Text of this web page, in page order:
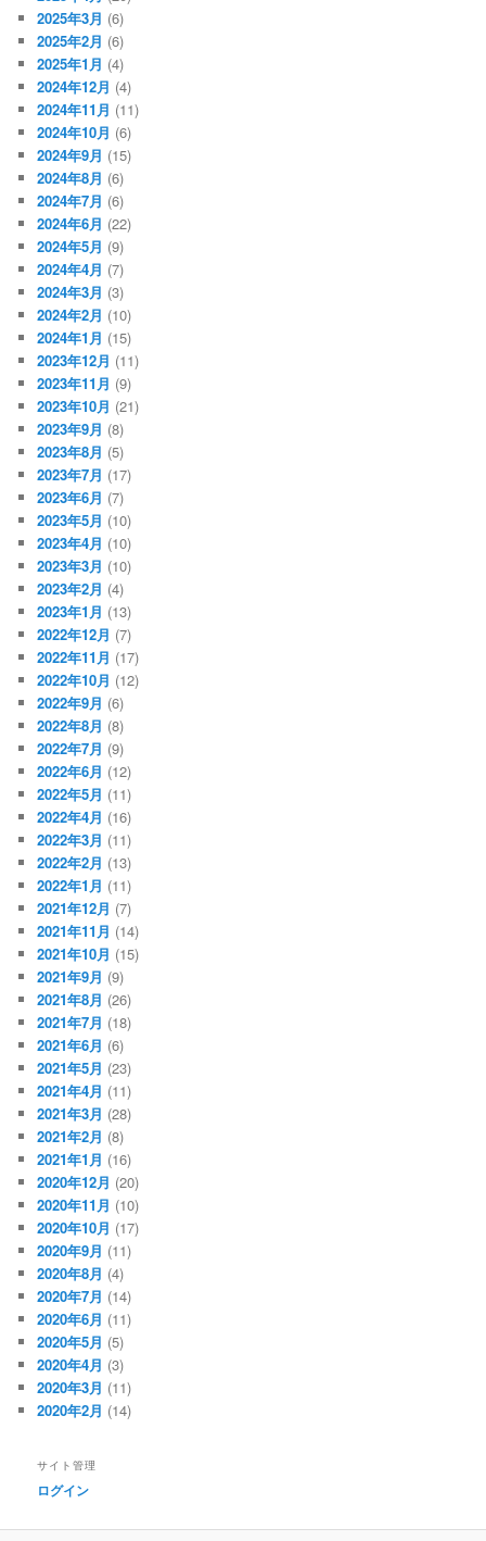
2025年3月 (6)
2025年2月 (6)
2025年1月 (4)
2024年12月 (4)
2024年11月 (11)
2024年10月 (6)
2024年9月 (15)
2024年8月 (6)
2024年7月 (6)
2024年6月 (22)
2024年5月 (9)
2024年4月 (7)
2024年3月 (3)
2024年2月 (10)
2024年1月 (15)
2023年12月 (11)
2023年11月 (9)
2023年10月 (21)
2023年9月 (8)
2023年8月 (5)
2023年7月 (17)
2023年6月 (7)
2023年5月 (10)
2023年4月 (10)
2023年3月 (10)
2023年2月 (4)
2023年1月 (13)
2022年12月 (7)
2022年11月 (17)
2022年10月 (12)
2022年9月 (6)
2022年8月 (8)
2022年7月 (9)
2022年6月 (12)
2022年5月 (11)
2022年4月 (16)
2022年3月 (11)
2022年2月 (13)
2022年1月 (11)
2021年12月 (7)
2021年11月 (14)
2021年10月 (15)
2021年9月 (9)
2021年8月 (26)
2021年7月 (18)
2021年6月 (6)
2021年5月 (23)
2021年4月 (11)
2021年3月 (28)
2021年2月 (8)
2021年1月 (16)
2020年12月 (20)
2020年11月 (10)
2020年10月 (17)
2020年9月 (11)
2020年8月 (4)
2020年7月 (14)
2020年6月 (11)
2020年5月 (5)
2020年4月 (3)
2020年3月 (11)
2020年2月 (14)
サイト管理
ログイン